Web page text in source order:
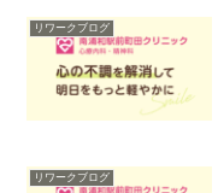
リワークブログ
リワークブログ